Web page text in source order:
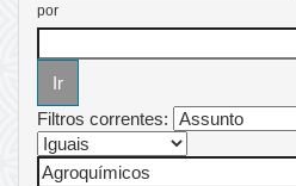
por
Filtros correntes: